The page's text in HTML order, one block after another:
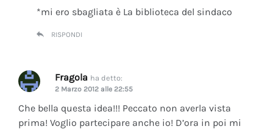
*mi ero sbagliata è La biblioteca del sindaco
RISPONDI
Fragola ha detto:
2 Marzo 2012 alle 22:55
Che bella questa idea!!! Peccato non averla vista
prima! Voglio partecipare anche io! D’ora in poi mi